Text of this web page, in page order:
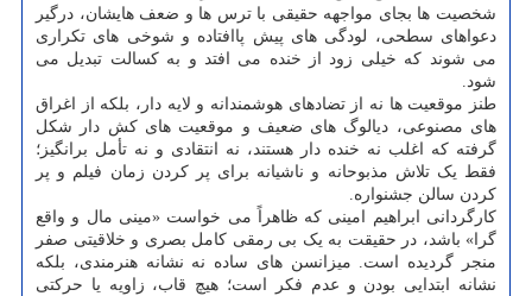
شخصیت ها بجای مواجهه حقیقی با ترس ها و ضعف هایشان، درگیر
دعواهای سطحی، لودگی های پیش پاافتاده و شوخی های تکراری
می شوند که خیلی زود از خنده می افتد و به کسالت تبدیل می
شود.
طنز موقعیت ها نه از تضادهای هوشمندانه و لایه دار، بلکه از اغراق
های مصنوعی، دیالوگ های ضعیف و موقعیت های کش دار شکل
گرفته که اغلب نه خنده دار هستند، نه انتقادی و نه تأمل برانگیز؛
فقط یک تلاش مذبوحانه و ناشیانه برای پر کردن زمان فیلم و پر
کردن سالن جشنواره.
کارگردانی ابراهیم امینی که ظاهراً می خواست «مینی مال و واقع
گرا» باشد، در حقیقت به یک بی رمقی کامل بصری و خلاقیتی صفر
منجر گردیده است. میزانسن های ساده نه نشانه هنرمندی، بلکه
نشانه ابتدایی بودن و عدم فکر است؛ هیچ قاب، زاویه یا حرکتی